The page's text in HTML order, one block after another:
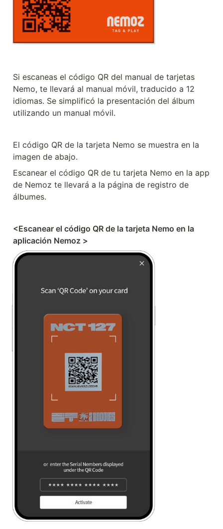
Si escaneas el código QR del manual de tarjetas
Nemo, te llevará al manual móvil, traducido a 12
idiomas. Se simplificó la presentación del álbum
utilizando un manual móvil.
El código QR de la tarjeta Nemo se muestra en la
imagen de abajo.
Escanear el código QR de tu tarjeta Nemo en la app
de Nemoz te llevará a la página de registro de
álbumes.
<Escanear el código QR de la tarjeta Nemo en la
aplicación Nemoz >